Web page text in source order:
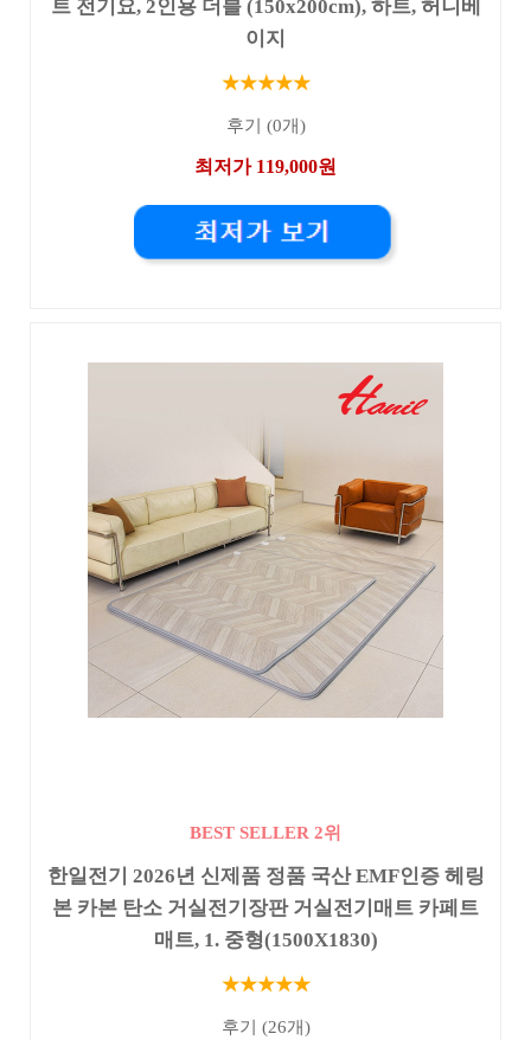
트 전기요, 2인용 더블 (150x200cm), 하트, 허니베
이지
★★★★★
후기 (0개)
최저가 119,000원
BEST SELLER 2위
한일전기 2026년 신제품 정품 국산 EMF인증 헤링
본 카본 탄소 거실전기장판 거실전기매트 카페트
매트, 1. 중형(1500X1830)
★★★★★
후기 (26개)